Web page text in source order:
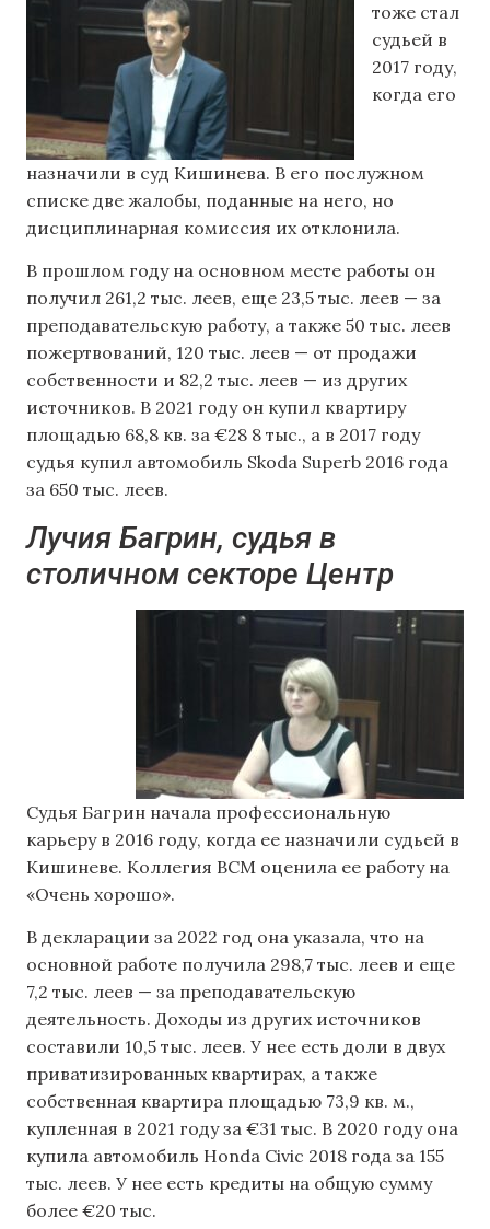
тоже стал
судьей в
2017 году,
когда его
назначили в суд Кишинева. В его послужном
списке две жалобы, поданные на него, но
дисциплинарная комиссия их отклонила.
В прошлом году на основном месте работы он
получил 261,2 тыс. леев, еще 23,5 тыс. леев — за
преподавательскую работу, а также 50 тыс. леев
пожертвований, 120 тыс. леев — от продажи
собственности и 82,2 тыс. леев — из других
источников. В 2021 году он купил квартиру
площадью 68,8 кв. за €28 8 тыс., а в 2017 году
судья купил автомобиль Skoda Superb 2016 года
за 650 тыс. леев.
Лучия Багрин, судья в
столичном секторе Центр
Судья Багрин начала профессиональную
карьеру в 2016 году, когда ее назначили судьей в
Кишиневе. Коллегия ВСМ оценила ее работу на
«Очень хорошо».
В декларации за 2022 год она указала, что на
основной работе получила 298,7 тыс. леев и еще
7,2 тыс. леев — за преподавательскую
деятельность. Доходы из других источников
составили 10,5 тыс. леев. У нее есть доли в двух
приватизированных квартирах, а также
собственная квартира площадью 73,9 кв. м.,
купленная в 2021 году за €31 тыс. В 2020 году она
купила автомобиль Honda Civic 2018 года за 155
тыс. леев. У нее есть кредиты на общую сумму
более €20 тыс.